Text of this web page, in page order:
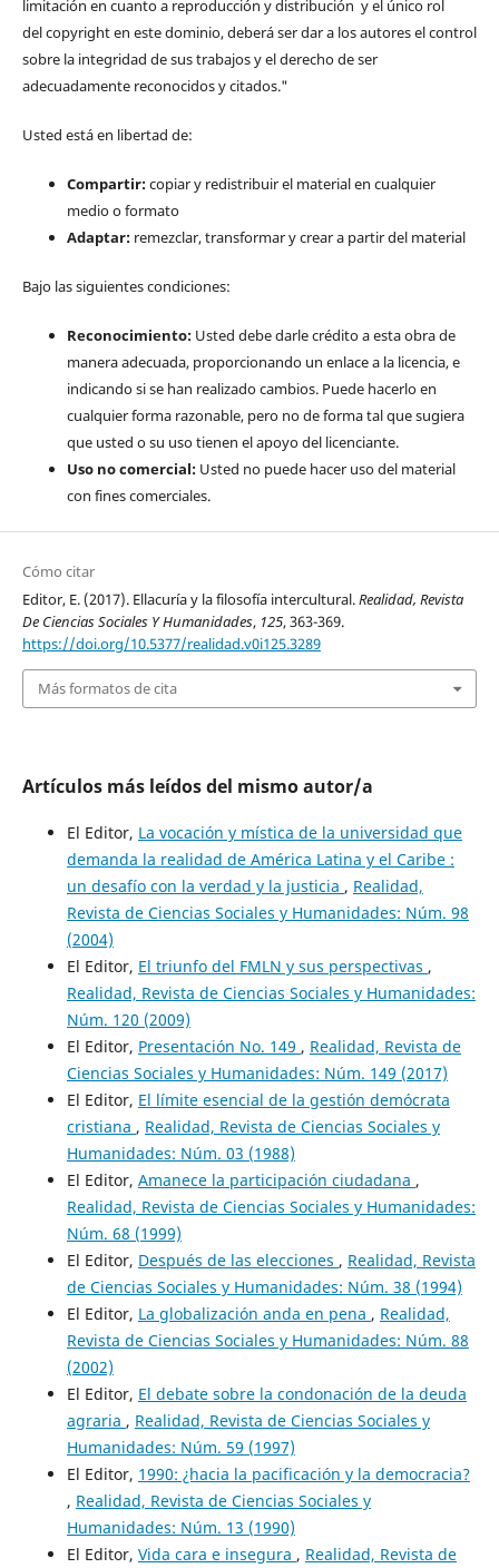
limitación en cuanto a reproducción y distribución y el único rol
del copyright en este dominio, deberá ser dar a los autores el control
sobre la integridad de sus trabajos y el derecho de ser
adecuadamente reconocidos y citados."
Usted está en libertad de:
Compartir:copiar y redistribuir el material en cualquier
medio o formato
Adaptar:remezclar, transformar y crear a partir del material
Bajo las siguientes condiciones:
Reconocimiento:Usted debe darle crédito a esta obra de
manera adecuada, proporcionando un enlace a la licencia, e
indicando si se han realizado cambios. Puede hacerlo en
cualquier forma razonable, pero no de forma tal que sugiera
que usted o su uso tienen el apoyo del licenciante.
Uso no comercial:Usted no puede hacer uso del material
con fines comerciales.
Cómo citar
Editor, E. (2017). Ellacuría y la filosofía intercultural.Realidad, Revista
De Ciencias Sociales Y Humanidades, 125, 363-369.
https://doi.org/10.5377/realidad.v0i125.3289
Más formatos de cita
Artículos más leídos del mismo autor/a
El Editor, La vocación y mística de la universidad que
demanda la realidad de América Latina y el Caribe :
un desafío con la verdad y la justicia , Realidad,
Revista de Ciencias Sociales y Humanidades: Núm. 98
(2004)
El Editor, El triunfo del FMLN y sus perspectivas ,
Realidad, Revista de Ciencias Sociales y Humanidades:
Núm. 120 (2009)
El Editor, Presentación No. 149 , Realidad, Revista de
Ciencias Sociales y Humanidades: Núm. 149 (2017)
El Editor, El límite esencial de la gestión demócrata
cristiana , Realidad, Revista de Ciencias Sociales y
Humanidades: Núm. 03 (1988)
El Editor, Amanece la participación ciudadana ,
Realidad, Revista de Ciencias Sociales y Humanidades:
Núm. 68 (1999)
El Editor, Después de las elecciones , Realidad, Revista
de Ciencias Sociales y Humanidades: Núm. 38 (1994)
El Editor, La globalización anda en pena , Realidad,
Revista de Ciencias Sociales y Humanidades: Núm. 88
(2002)
El Editor, El debate sobre la condonación de la deuda
agraria , Realidad, Revista de Ciencias Sociales y
Humanidades: Núm. 59 (1997)
El Editor, 1990: ¿hacia la pacificación y la democracia?
, Realidad, Revista de Ciencias Sociales y
Humanidades: Núm. 13 (1990)
El Editor, Vida cara e insegura , Realidad, Revista de